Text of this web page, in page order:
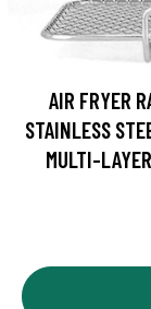
AIR FRYER
STAINLESS
MULTI-